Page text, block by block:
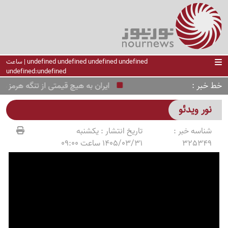
undefined undefined undefined undefined | ساعت
undefined:undefined
خط خبر ایران به هیچ قیمتی از تنگه هرمز
نور ویدئو
شناسه خبر :
325349
تاریخ انتشار :یکشنبه
1405/03/31 ساعت 09:00